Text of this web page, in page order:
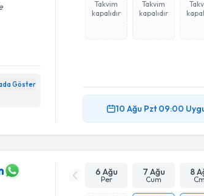
Göster
Takvim
kapalıdır
Takvim
kapalıdır
10 Ağu Pzt 09:00
6 Ağu
Per
7 Ağu
Cum
8